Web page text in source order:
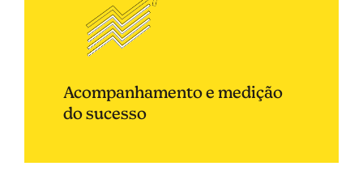
Acompanhamento e medição
do sucesso